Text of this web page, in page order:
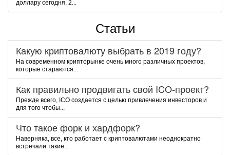
доллару сегодня, 2...
Статьи
Какую криптовалюту выбрать в 2019 году?
На современном крипторынке очень много различных проектов,
которые стараются...
Как правильно продвигать свой ICO-проект?
Прежде всего, ICO создается с целью привлечения инвесторов и
для того чтобы...
Что такое форк и хардфорк?
Наверняка, все, кто работает с криптовалютами неоднократно
встречали такие...